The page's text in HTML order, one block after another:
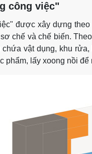
công việc"
được xây dựng
chế và chế biến.
vật dụng, khu
phẩm, lấy xoong nồi